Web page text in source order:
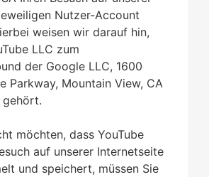
Nutzer-Account
weisen wir darauf hin,
LLC zum
der Google LLC, 1600
Parkway, Mountain View, CA
gehört.
möchten, dass YouTube
auf unserer Internetseite
und speichert, müssen Sie